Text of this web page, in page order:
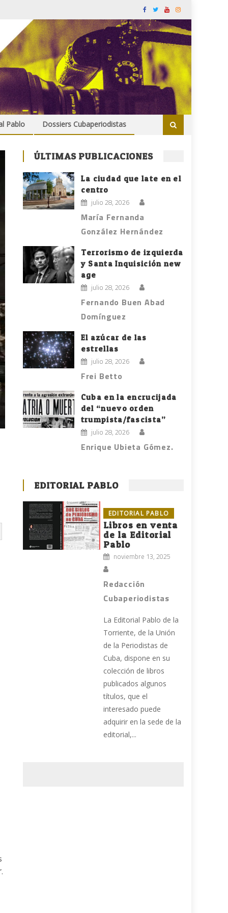
Pablo Dossiers Cubaperiodistas
ÚLTIMAS PUBLICACIONES
La ciudad que late en el
centro
julio 28, 2026
María Fernanda
González Hernández
Terrorismo de izquierda
y Santa Inquisición new
age
julio 28, 2026
Fernando Buen Abad
Domínguez
El azúcar de las
estrellas
julio 28, 2026
Frei Betto
Cuba en la encrucijada
del “nuevo orden
trumpista/fascista”
julio 28, 2026
Enrique Ubieta Gómez.
EDITORIAL PABLO
EDITORIAL PABLO
Libros en venta
de la Editorial
Pablo
noviembre 13, 2025
Redacción
Cubaperiodistas
La Editorial Pablo de la
Torriente, de la Unión
de la Periodistas de
Cuba, dispone en su
colección de libros
publicados algunos
títulos, que el
interesado puede
adquirir en la sede de la
editorial,...